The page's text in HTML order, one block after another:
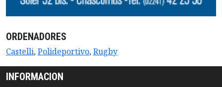
ORDENADORES
Castelli,Polideportivo,Rugby
INFORMACION